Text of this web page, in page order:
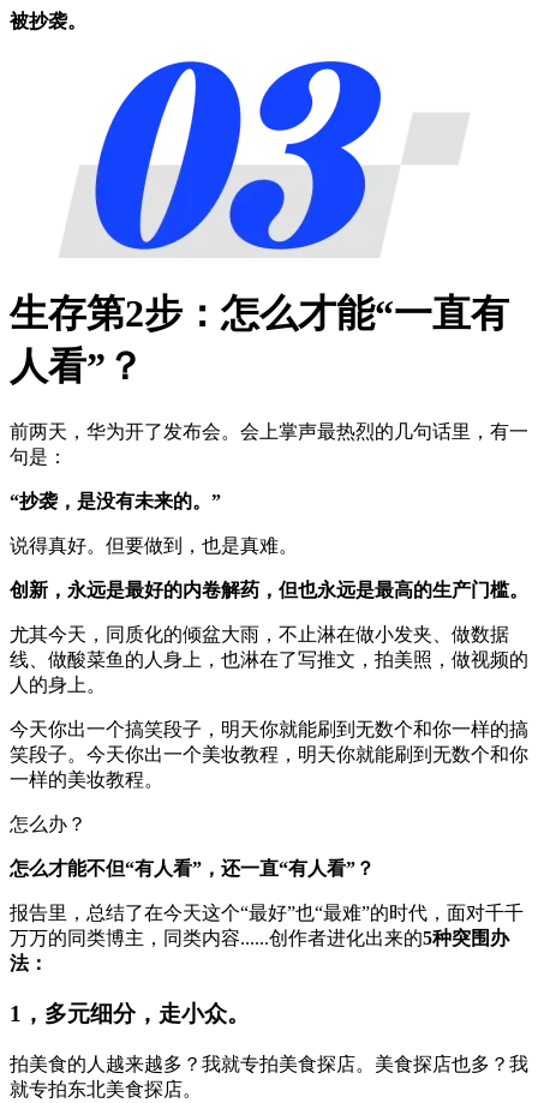
被抄袭。
生存第2步：怎么才能“一直有
人看”？
前两天，华为开了发布会。会上掌声最热烈的几句话里，有一
句是：
“抄袭，是没有未来的。”
说得真好。但要做到，也是真难。
创新，永远是最好的内卷解药，但也永远是最高的生产门槛。
尤其今天，同质化的倾盆大雨，不止淋在做小发夹、做数据
线、做酸菜鱼的人身上，也淋在了写推文，拍美照，做视频的
人的身上。
今天你出一个搞笑段子，明天你就能刷到无数个和你一样的搞
笑段子。今天你出一个美妆教程，明天你就能刷到无数个和你
一样的美妆教程。
怎么办？
怎么才能不但“有人看”，还一直“有人看”？
报告里，总结了在今天这个“最好”也“最难”的时代，面对千千
万万的同类博主，同类内容......创作者进化出来的5种突围办
法：
1，多元细分，走小众。
拍美食的人越来越多？我就专拍美食探店。美食探店也多？我
就专拍东北美食探店。